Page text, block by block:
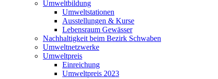
Umweltbildung
Umweltstationen
Ausstellungen & Kurse
Lebensraum Gewässer
Nachhaltigkeit beim Bezirk Schwaben
Umweltnetzwerke
Umweltpreis
Einreichung
Umweltpreis 2023